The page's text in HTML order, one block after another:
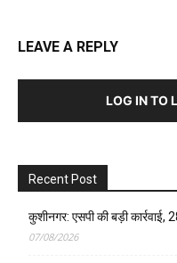
LEAVE A REPLY
LOG IN TO
Recent Post
कुशीनगर: एसपी की बड़ी कार्रवाई,
07/08/2026